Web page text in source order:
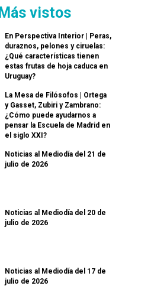
Más vistos
En Perspectiva Interior | Peras,
duraznos, pelones y ciruelas:
¿Qué características tienen
estas frutas de hoja caduca en
Uruguay?
La Mesa de Filósofos | Ortega
y Gasset, Zubiri y Zambrano:
¿Cómo puede ayudarnos a
pensar la Escuela de Madrid en
el siglo XXI?
Noticias al Mediodía del 21 de
julio de 2026
Noticias al Mediodía del 20 de
julio de 2026
Noticias al Mediodía del 17 de
julio de 2026